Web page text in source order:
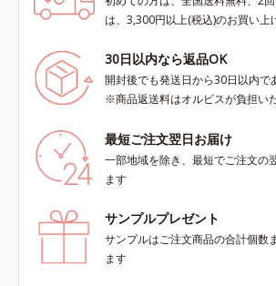
は、3,300円以上(税込)のお買い上
30日以内なら返品OK
開封後でも発送日から30日以内で
※商品返送料はオルビスが負担い
最短ご注文翌日お届け
一部地域を除き、最短でご注文の
ます
サンプルプレゼント
サンプルはご注文商品の合計個数
ます